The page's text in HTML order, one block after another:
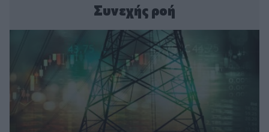
Συνεχής ροή